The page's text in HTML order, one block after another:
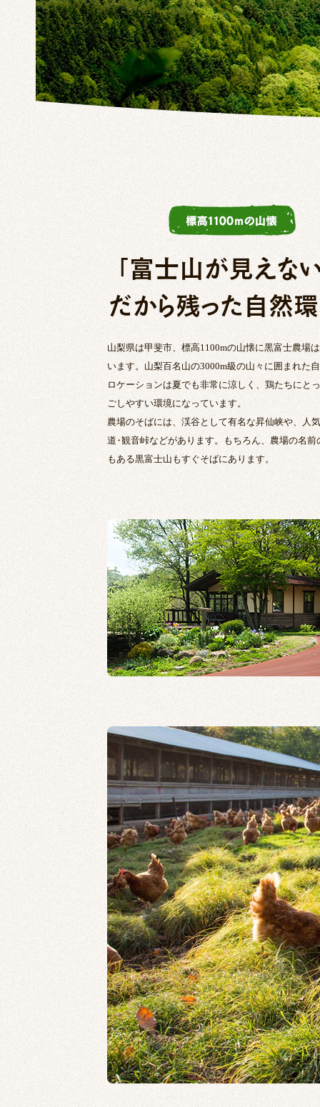
「富士山が見えない
だから残った自然環
山梨県は甲斐市、標高1100mの山懐に黒富士農場
います。山梨百名山の3000m級の山々に囲まれた
ロケーションは夏でも非常に涼しく、鶏たちにと
ごしやすい環境になっています。
農場のそばには、渓谷として有名な昇仙峡や、人
道・観音峠などがあります。もちろん、農場の名前
もある黒富士山もすぐそばにあります。